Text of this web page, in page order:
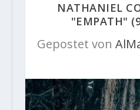
NATHANIEL
"EMPATH"
Gepostet von